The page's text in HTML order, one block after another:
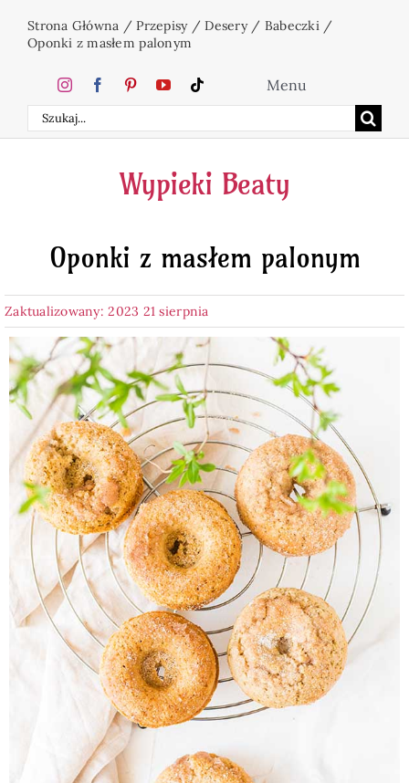
zawartości
Strona Główna /Przepisy/Desery/ Babeczki/
Oponki z masłem palonym
Szukaj
Menu
Home
Ciasta
Desery
Napoje
Pieczywo
Przetwory
Posiłki
Zdrowo i fit
Kuchnie świata
Wypieki Beaty
Oponki z masłem palonym
Zaktualizowany: 2023 21 sierpnia